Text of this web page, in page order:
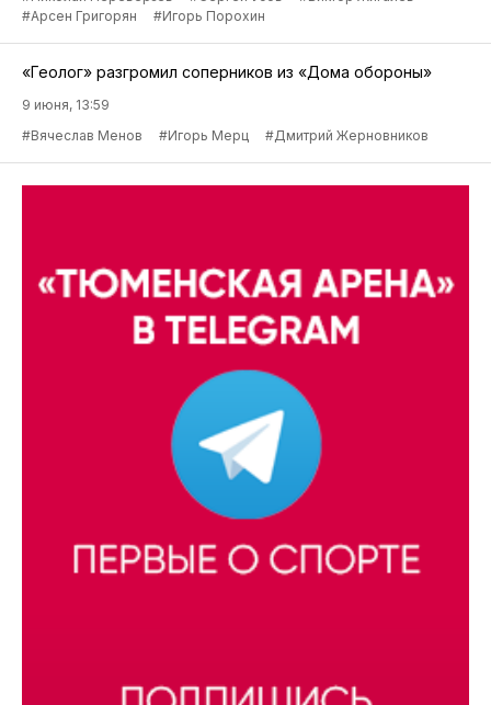
#Арсен Григорян
#Игорь Порохин
«Геолог» разгромил соперников из «Дома обороны»
9 июня, 13:59
#Вячеслав Менов
#Игорь Мерц #Дмитрий Жерновников